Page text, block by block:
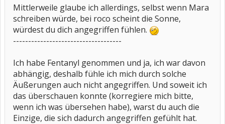
Mittlerweile glaube ich allerdings, selbst wenn Mara
schreiben würde, bei roco scheint die Sonne,
würdest du dich angegriffen fühlen.
------------------------------------
Ich habe Fentanyl genommen und ja, ich war davon
abhängig, deshalb fühle ich mich durch solche
Äußerungen auch nicht angegriffen. Und soweit ich
das überschauen konnte (korregiere mich bitte,
wenn ich was übersehen habe), warst du auch die
Einzige, die sich dadurch angegriffen gefühlt hat.